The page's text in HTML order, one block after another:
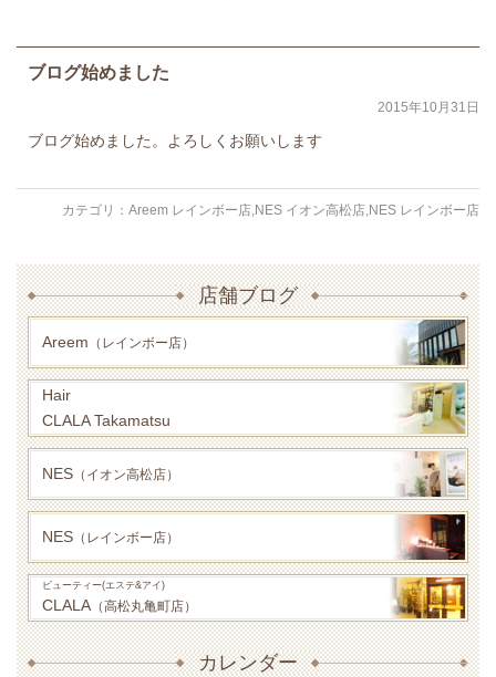
ブログ始めました
2015年10月31日
ブログ始めました。よろしくお願いします
カテゴリ： Areem レインボー店 NES イオン高松店 NES レインボー店
店舗ブログ
Areem （レインボー店）
Hair
CLALA Takamatsu
NES （イオン高松店）
NES （レインボー店）
ビューティー(エステ&アイ)
CLALA（高松丸亀町店）
カレンダー